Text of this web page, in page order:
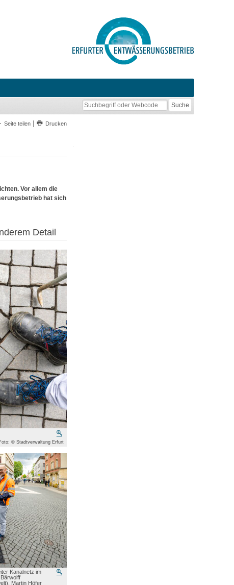
Seite teilen Drucken
Vor allem die
hat sich
Detail
© Stadtverwaltung Erfurt
Kanalnetz im
Martin Höfer